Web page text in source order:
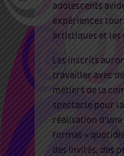
adolescents
expériences
artistiques et les
Les inscrits
travailler avec
métiers de la
spectacle pour
réalisation
format «
des invités, des